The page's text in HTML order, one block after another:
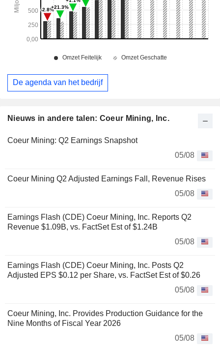
Nieuws in andere talen: Coeur Mining, Inc.
Coeur Mining: Q2 Earnings Snapshot
05/08
Coeur Mining Q2 Adjusted Earnings Fall, Revenue Rises
05/08
Earnings Flash (CDE) Coeur Mining, Inc. Reports Q2
Revenue $1.09B, vs. FactSet Est of $1.24B
05/08
Earnings Flash (CDE) Coeur Mining, Inc. Posts Q2
Adjusted EPS $0.12 per Share, vs. FactSet Est of $0.26
05/08
Coeur Mining, Inc. Provides Production Guidance for the
Nine Months of Fiscal Year 2026
05/08
De agenda van het bedrijf